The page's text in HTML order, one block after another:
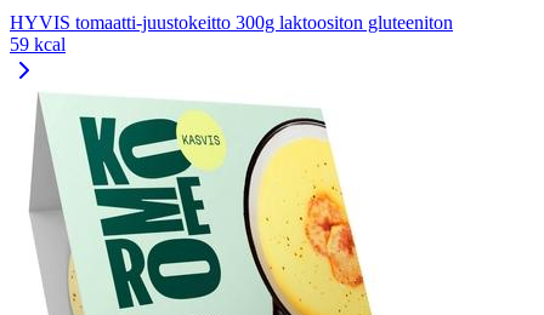
HYVIS tomaatti-juustokeitto 300g laktoositon gluteeniton
59 kcal